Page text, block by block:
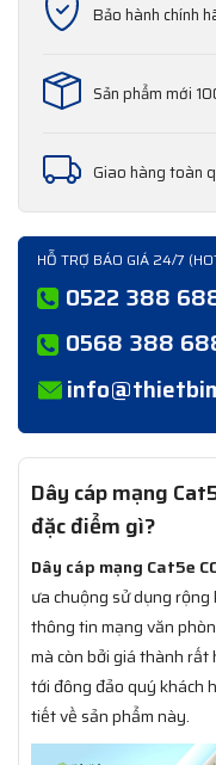
Bảo hành chính
Sản phẩm mới
Giao hàng toàn
HỖ TRỢ BÁO GIÁ 24/7
0522 388
0568 388
Dây cáp mạng
đặc điểm gì?
Dây cáp mạng Cat5e
ưa chuộng sử dụng
thông tin mạng văn
mà còn bởi giá thành
tới đông đảo quý khách
tiết về sản phẩm này.